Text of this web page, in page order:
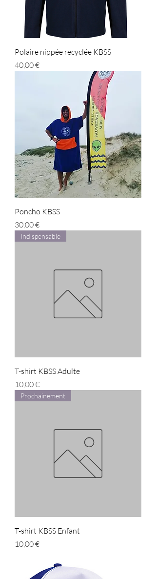
Polaire nippée recyclée KBSS
Prix
40,00 €
Poncho KBSS
Prix
30,00 €
Indispensable
T-shirt KBSS Adulte
Prix
10,00 €
Prochainement
T-shirt KBSS Enfant
Prix
10,00 €